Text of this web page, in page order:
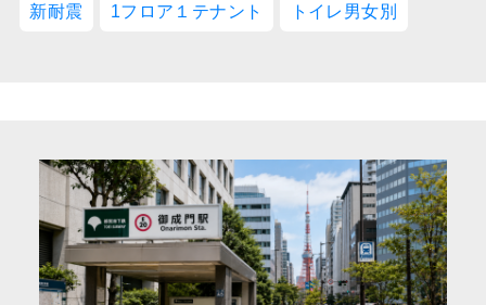
新耐震 1フロア１テナント トイレ男女別